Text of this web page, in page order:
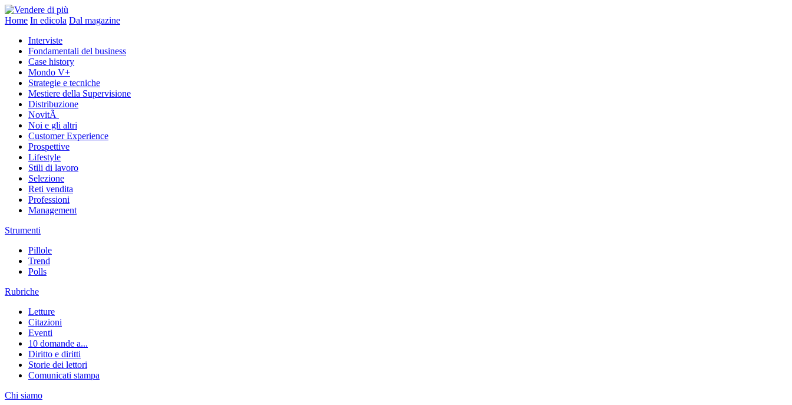
Home In edicola Dal magazine
Interviste
Fondamentali del business
Case history
Mondo V+
Strategie e tecniche
Mestiere della Supervisione
Distribuzione
NovitÃ
Noi e gli altri
Customer Experience
Prospettive
Lifestyle
Stili di lavoro
Selezione
Reti vendita
Professioni
Management
Strumenti
Pillole
Trend
Polls
Rubriche
Letture
Citazioni
Eventi
10 domande a...
Diritto e diritti
Storie dei lettori
Comunicati stampa
Chi siamo